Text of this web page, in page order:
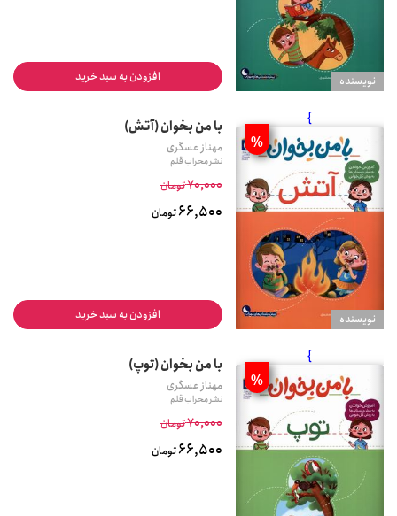
نويسنده افزودن به سبد خرید
نويسنده
}
%
با من بخوان (آتش)
مهناز عسگری
نشر محراب قلم
70,000تومان
66,500تومان
افزودن به سبد خرید
}
%
با من بخوان (توپ)
مهناز عسگری
نشر محراب قلم
70,000تومان
66,500تومان